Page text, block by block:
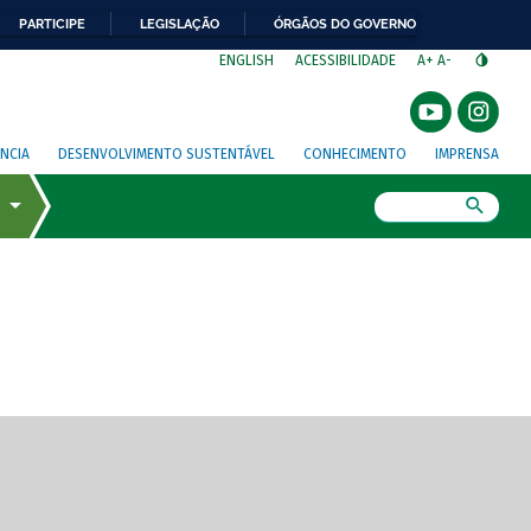
PARTICIPE LEGISLAÇÃO ÓRGÃOS DO GOVERNO
ENGLISH ACESSIBILIDADE A+ A-
DESENVOLVIMENTO SUSTENTÁVEL CONHECIMENTO IMPRENSA
de tela